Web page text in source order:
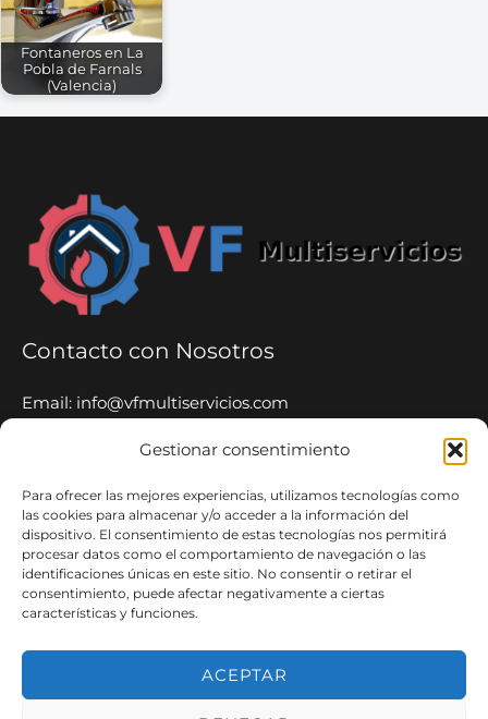
Gestionar consentimiento
Para ofrecer las mejores experiencias, utilizamos tecnologías como
las cookies para almacenar y/o acceder a la información del
dispositivo. El consentimiento de estas tecnologías nos permitirá
procesar datos como el comportamiento de navegación o las
identificaciones únicas en este sitio. No consentir o retirar el
consentimiento, puede afectar negativamente a ciertas
características y funciones.
ACEPTAR
Fontaneros en La
Pobla de Farnals
(Valencia)
Contacto con Nosotros
Email: info@vfmultiservicios.com
Whatsapp: 653 65 52 06
VF Multiservicios
Nuestro equipo de expertos está capacitado y
equipado para manejar una amplia gama de servicios
24 Horas 365 Días.